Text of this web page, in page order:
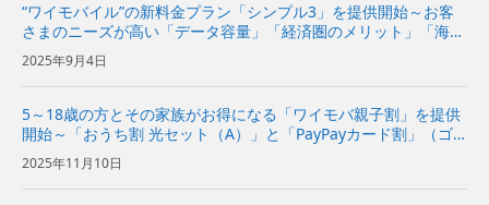
“ワイモバイル”の新料金プラン「シンプル3」を提供開始～お客
さまのニーズが高い「データ容量」「経済圏のメリット」「海外
データ通信」を拡充～
2025年9月4日
5～18歳の方とその家族がお得になる「ワイモバ親子割」を提供
開始～「おうち割 光セット（A）」と「PayPayカード割」（ゴ
ールド）を併用すれば、毎月30GBが月額780円（税込み858円）
で1年間利用可能～ | 企業・IR | ソフトバン...
2025年11月10日